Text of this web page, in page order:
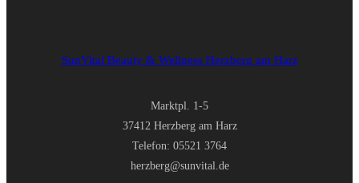
SunVital Beauty & Wellness Herzberg am Harz
Marktpl. 1-5
37412 Herzberg am Harz
Telefon: 05521 3764
herzberg@sunvital.de